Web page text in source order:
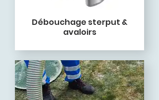
Débouchage sterput &
avaloirs